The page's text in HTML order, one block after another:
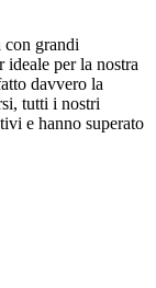
con grandi
per la nostra
davvero la
tutti i nostri
e hanno superato